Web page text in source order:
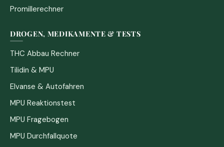
Promillerechner
DROGEN, MEDIKAMENTE & TESTS
THC Abbau Rechner
Tilidin & MPU
Elvanse & Autofahren
MPU Reaktionstest
MPU Fragebogen
MPU Durchfallquote